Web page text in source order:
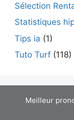
Sélection
Statistiques
Tips ia (1)
Tuto Turf (118)
Meilleur